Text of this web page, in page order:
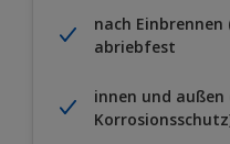
nach Einbrennen
abriebfest
innen und